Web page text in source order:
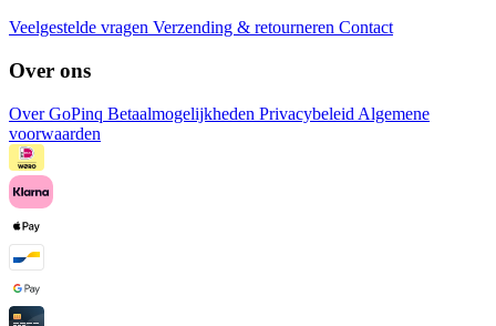
Veelgestelde vragen Verzending & retourneren Contact
Over ons
Over GoPinq Betaalmogelijkheden Privacybeleid Algemene
voorwaarden